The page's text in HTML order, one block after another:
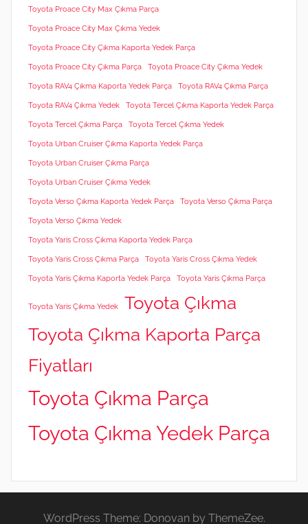
Toyota Proace City Max Çıkma Parça
Toyota Proace City Max Çıkma Yedek
Toyota Proace City Çıkma Kaporta Yedek Parça
Toyota Proace City Çıkma Parça Toyota Proace City Çıkma Yedek
Toyota RAV4 Çıkma Kaporta Yedek Parça Toyota RAV4 Çıkma Parça
Toyota RAV4 Çıkma Yedek Toyota Tercel Çıkma Kaporta Yedek Parça
Toyota Tercel Çıkma Parça Toyota Tercel Çıkma Yedek
Toyota Urban Cruiser Çıkma Kaporta Yedek Parça
Toyota Urban Cruiser Çıkma Parça
Toyota Urban Cruiser Çıkma Yedek
Toyota Verso Çıkma Kaporta Yedek Parça Toyota Verso Çıkma Parça
Toyota Verso Çıkma Yedek
Toyota Yaris Cross Çıkma Kaporta Yedek Parça
Toyota Yaris Cross Çıkma Parça Toyota Yaris Cross Çıkma Yedek
Toyota Yaris Çıkma Kaporta Yedek Parça Toyota Yaris Çıkma Parça
Toyota Yaris Çıkma Yedek
Toyota Çıkma
Toyota Çıkma Kaporta Parça
Fiyatları
Toyota Çıkma Parça
Toyota Çıkma Yedek Parça
WordPress Theme: Donovan by ThemeZee.